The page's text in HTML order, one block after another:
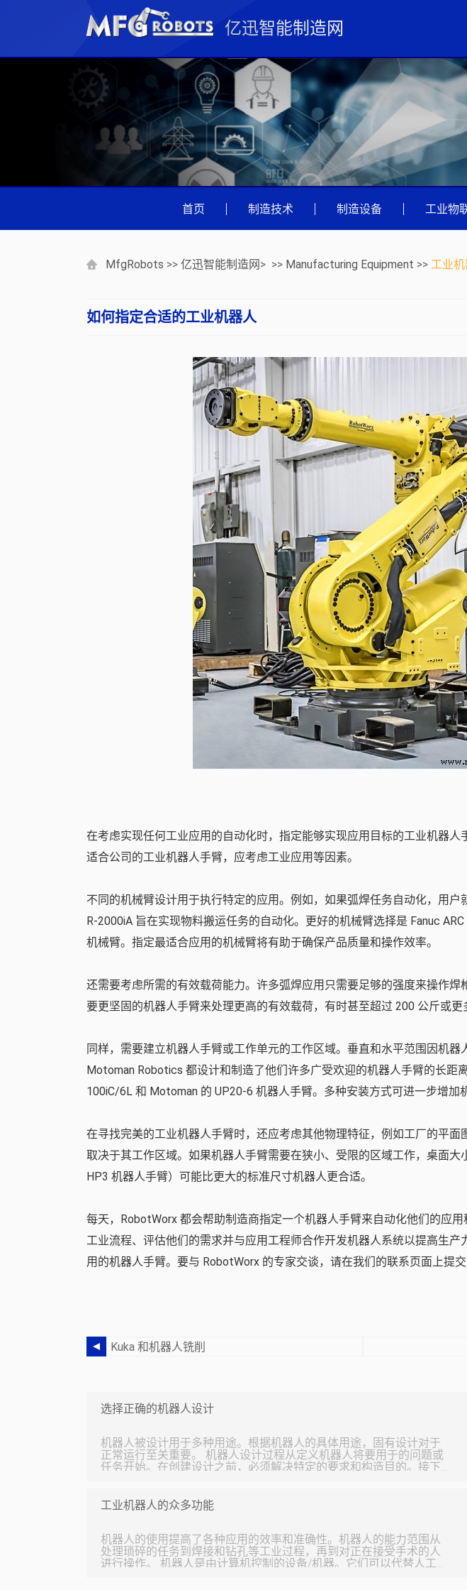
亿迅智能制造网
首页 制造技术 制造设备 工业物
MfgRobots >> 亿迅智能制造网> >> Manufacturing Equipment >> 工业机
如何指定合适的工业机器人
在考虑实现任何工业应用的自动化时，指定能够实现应用目标的工业机器人
适合公司的工业机器人手臂，应考虑工业应用等因素。
不同的机械臂设计用于执行特定的应用。例如，如果弧焊任务自动化，用户
R-2000iA 旨在实现物料搬运任务的自动化。更好的机械臂选择是 Fanuc
机械臂。指定最适合应用的机械臂将有助于确保产品质量和操作效率。
还需要考虑所需的有效载荷能力。许多弧焊应用只需要足够的强度来操作焊
要更坚固的机器人手臂来处理更高的有效载荷，有时甚至超过 200 公斤或更
同样，需要建立机器人手臂或工作单元的工作区域。垂直和水平范围因机器
Motoman Robotics 都设计和制造了他们许多广受欢迎的机器人手臂的长距
100iC/6L 和 Motoman 的 UP20-6 机器人手臂。多种安装方式可进一步增加
在寻找完美的工业机器人手臂时，还应考虑其他物理特征，例如工厂的平面
取决于其工作区域。如果机器人手臂需要在狭小、受限的区域工作，桌面大
HP3 机器人手臂）可能比更大的标准尺寸机器人更合适。
每天，RobotWorx 都会帮助制造商指定一个机器人手臂来自动化他们的应
工业流程、评估他们的需求并与应用工程师合作开发机器人系统以提高生产
用的机器人手臂。要与 RobotWorx 的专家交谈，请在我们的联系页面上提
Kuka 和机器人铣削
选择正确的机器人设计
机器人被设计用于多种用途。根据机器人的具体用途，固有设计对于
正常运行至关重要。 机器人设计过程从定义机器人将要用于的问题或
任务开始。在创建设计之前，必须解决特定的要求和构造目的。接下
除故障。然后，机器人建造就可以开始了，建造完成后，还必须对其
进行编程、测试和评估。如果机器人完成了指定的任务，则设计成
机器人需要解决的两个最古老的问题是设计机器人修整所需的时间，
以及修整因与工厂设备接触而中断而导致的停机时间。 Fan
工业机器人的众多功能
机器人的使用提高了各种应用的效率和准确性。机器人的能力范围从
处理琐碎的任务到焊接和钻孔等工业过程，再到对正在接受手术的人
进行操作。 机器人是由计算机控制的设备/机器。它们可以代替人工完